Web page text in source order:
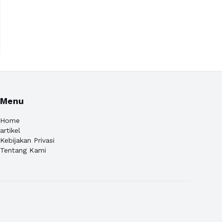
Menu
Home
artikel
Kebijakan Privasi
Tentang Kami